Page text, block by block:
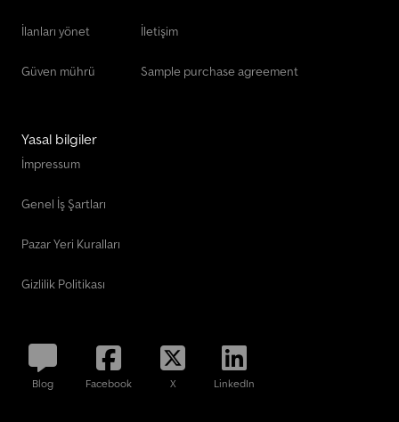
İlanları yönet
Güven mührü
İletişim
Sample purchase agreement
Yasal bilgiler
İmpressum
Genel İş Şartları
Pazar Yeri Kuralları
Gizlilik Politikası
Blog Facebook X LinkedIn